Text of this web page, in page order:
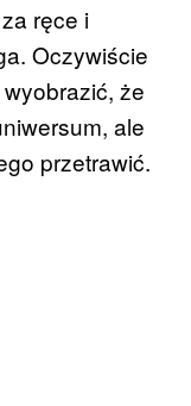
ręce i
Oczywiście
że
ale
przetrawić.